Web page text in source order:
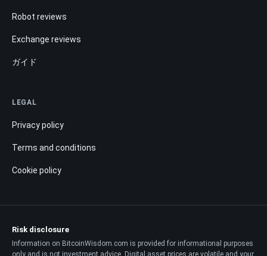
Robot reviews
Exchange reviews
ガイド
LEGAL
Privacy policy
Terms and conditions
Cookie policy
Risk disclosure
Information on BitcoinWisdom.com is provided for informational purposes
only and is not investment advice. Digital asset prices are volatile and your